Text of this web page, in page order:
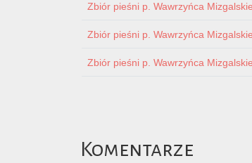
Zbiór pieśni p. Wawrzyńca
Zbiór pieśni p. Wawrzyńca
Zbiór pieśni p. Wawrzyńca
Komentarze